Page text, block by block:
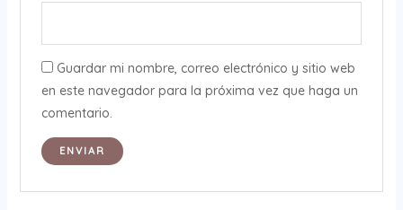
Guardar mi nombre, correo electrónico y sitio web
en este navegador para la próxima vez que haga un
comentario.